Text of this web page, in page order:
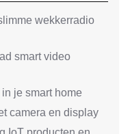
wekkerradio
smart video
je smart home
camera en display